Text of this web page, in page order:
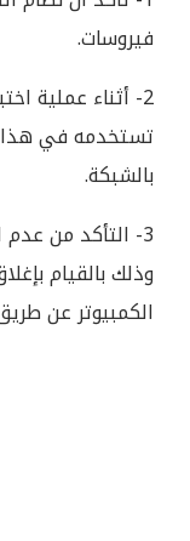
فيروسات.
2- أثناء عملية
تستخدمه في هذا
بالشبكة.
وذلك بالقيام
الكمبيوتر عن